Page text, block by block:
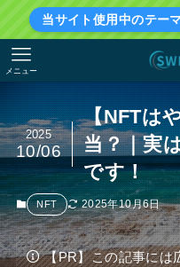
当サイト使用中のテー
メニュー
【NFTは
当？｜実
です！
2025
10/06
NFT 2025年10月6日
【PR】この記事には